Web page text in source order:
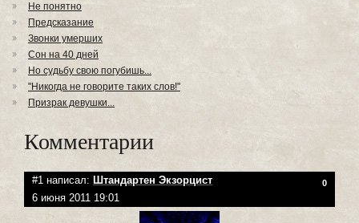
Не понятно
Предсказание
Звонки умерших
Сон на 40 дней
Но судьбу свою погубишь...
"Никогда не говорите таких слов!"
Призрак девушки...
Комментарии
#1 написал: Штандартен Экзорцист 0
6 июня 2011 19:01